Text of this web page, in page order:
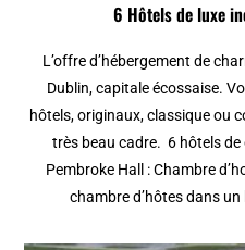
6 Hôtels de luxe
L’offre d’hébergement de
Dublin, capitale écossaise.
hôtels, originaux, classique ou
très beau cadre. 6 hôtels
Pembroke Hall : Chambre
chambre d’hôtes dans